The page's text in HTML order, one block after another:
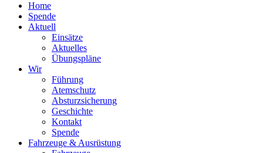
Home
Spende
Aktuell
Einsätze
Aktuelles
Übungspläne
Wir
Führung
Atemschutz
Absturzsicherung
Geschichte
Kontakt
Spende
Fahrzeuge & Ausrüstung